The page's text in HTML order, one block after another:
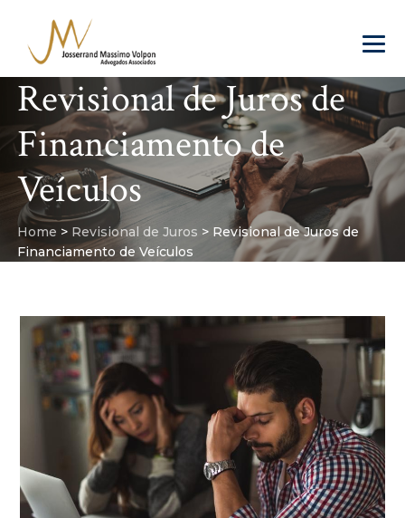
Revisional de Juros de
Financiamento de
Veículos
Home > Revisional de Juros > Revisional de Juros de
Financiamento de Veículos